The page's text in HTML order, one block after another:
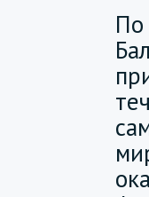
По